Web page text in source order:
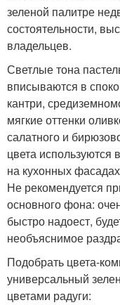
зеленой палитре
состоятельности,
владельцев.
Светлые тона
вписываются в
кантри,
мягкие оттенки
салатного и
цвета
на кухонных
Не рекомендуется
основного фона:
быстро надоест,
необъяснимое
Подобрать цвета-
универсальный
цветами радуги: